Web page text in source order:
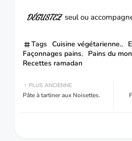
DÉGUSTEZseul ou
Tags Cuisine végétarienne.
Façonnages pains
Pains du
Recettes ramadan
PLUS ANCIENNE
Pâte à tartiner aux Noisettes.